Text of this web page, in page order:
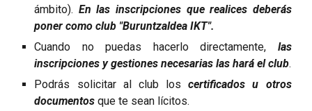
ámbito). En las inscripciones que realices deberás
poner como club "Buruntzaldea IKT".
Cuando no puedas hacerlo directamente, las
inscripciones y gestiones necesarias las hará el club.
Podrás solicitar al club los certificados u otros
documentos que te sean lícitos.